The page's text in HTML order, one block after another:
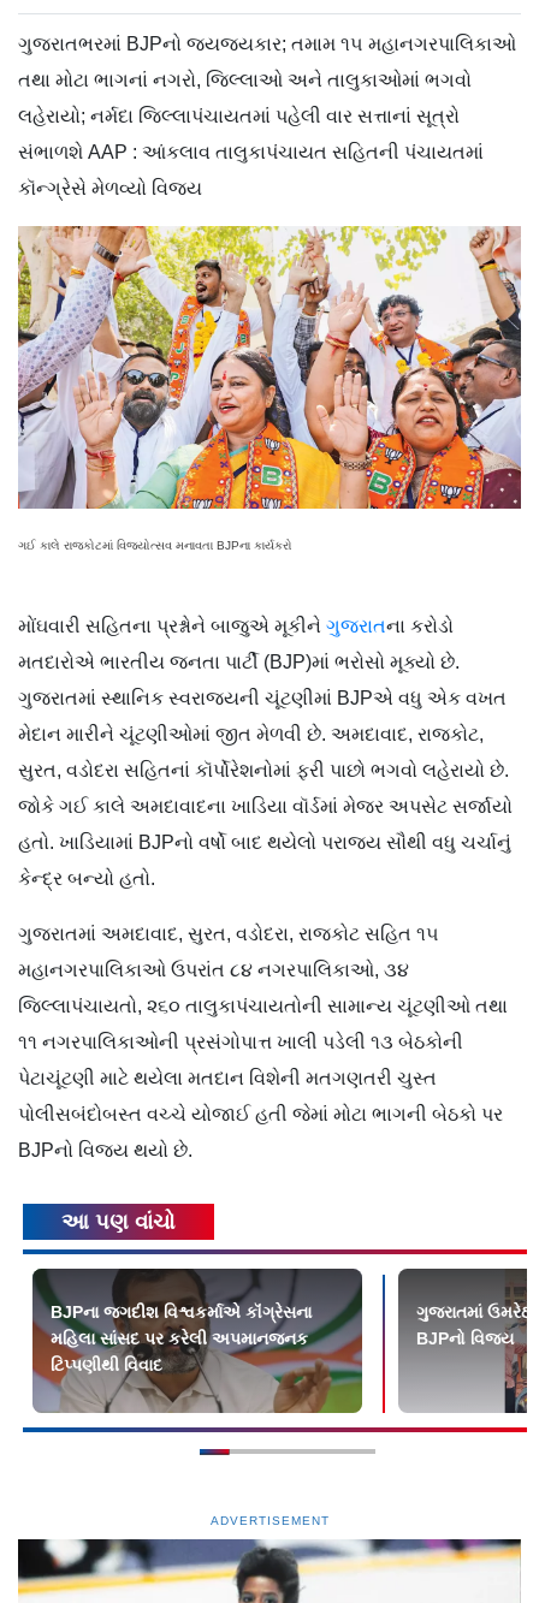
ગુજરાતભરમાં BJPનો જયજયકાર; તમામ ૧૫ મહાનગરપાલિકાઓ
તથા મોટા ભાગનાં નગરો, જિલ્લાઓ અને તાલુકાઓમાં ભગવો
લહેરાયો; નર્મદા જિલ્લાપંચાયતમાં પહેલી વાર સત્તાનાં સૂત્રો
સંભાળશે AAP : આંકલાવ તાલુકાપંચાયત સહિતની પંચાયતમાં
કૉન્ગ્રેસે મેળવ્યો વિજય
ગઈ કાલે રાજકોટમાં વિજયોત્સવ મનાવતા BJPના કાર્યકરો
મોંઘવારી સહિતના પ્રશ્નોને બાજુએ મૂકીને ગુજરાતના કરોડો
મતદારોએ ભારતીય જનતા પાર્ટી (BJP)માં ભરોસો મૂક્યો છે.
ગુજરાતમાં સ્થાનિક સ્વરાજ્યની ચૂંટણીમાં BJPએ વધુ એક વખત
મેદાન મારીને ચૂંટણીઓમાં જીત મેળવી છે. અમદાવાદ, રાજકોટ,
સુરત, વડોદરા સહિતનાં કૉર્પોરેશનોમાં ફરી પાછો ભગવો લહેરાયો છે.
જોકે ગઈ કાલે અમદાવાદના ખાડિયા વૉર્ડમાં મેજર અપસેટ સર્જાયો
હતો. ખાડિયામાં BJPનો વર્ષો બાદ થયેલો પરાજય સૌથી વધુ ચર્ચાનું
કેન્દ્ર બન્યો હતો.
ગુજરાતમાં અમદાવાદ, સુરત, વડોદરા, રાજકોટ સહિત ૧૫
મહાનગરપાલિકાઓ ઉપરાંત ૮૪ નગરપાલિકાઓ, ૩૪
જિલ્લાપંચાયતો, ૨૬૦ તાલુકાપંચાયતોની સામાન્ય ચૂંટણીઓ તથા
૧૧ નગરપાલિકાઓની પ્રસંગોપાત્ત ખાલી પડેલી ૧૩ બેઠકોની
પેટાચૂંટણી માટે થયેલા મતદાન વિશેની મતગણતરી ચુસ્ત
પોલીસબંદોબસ્ત વચ્ચે યોજાઈ હતી જેમાં મોટા ભાગની બેઠકો પર
BJPનો વિજય થયો છે.
આ પણ વાંચો
BJPના જગદીશ વિશ્વકર્માએ કૉંગ્રેસના
મહિલા સાંસદ પર કરેલી અપમાનજનક
ટિપ્પણીથી વિવાદ
ગુજરાતમાં ઉમરેઠ
BJPનો વિજય
ADVERTISEMENT